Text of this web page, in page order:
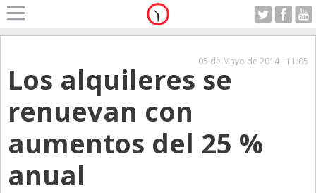
Home
Alerta
Anticipo
Campo
Club House
Jueves 06.08.2026
05 de Mayo de 2014 - 11:05
Los alquileres se
renuevan con
aumentos del 25 %
anual